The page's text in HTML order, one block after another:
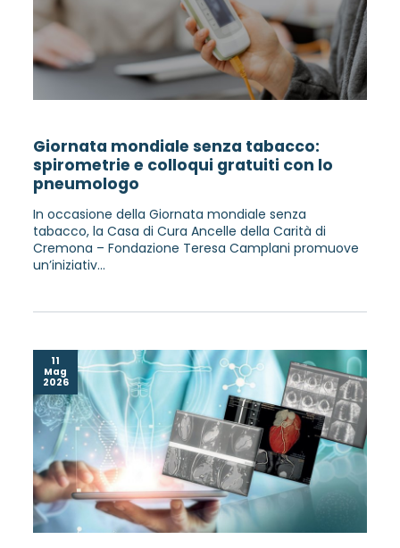
Giornata mondiale senza tabacco:
spirometrie e colloqui gratuiti con lo
pneumologo
In occasione della Giornata mondiale senza
tabacco, la Casa di Cura Ancelle della Carità di
Cremona – Fondazione Teresa Camplani promuove
un’iniziativ...
11
Mag
2026